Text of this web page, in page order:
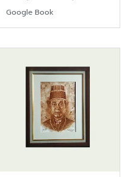
Borneo
Google Book